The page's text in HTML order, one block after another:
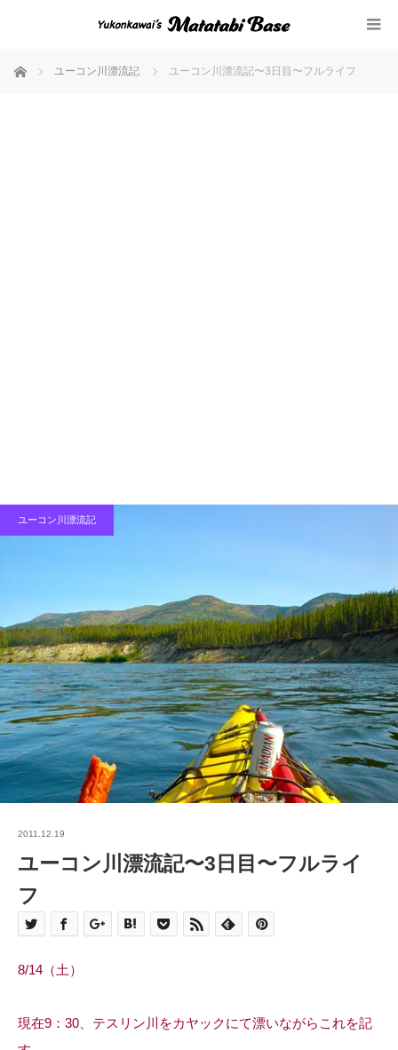
ホーム ユーコン川漂流記 ユーコン川漂流記〜3日目〜フルライフ
ユーコン川漂流記
2011.12.19
ユーコン川漂流記〜3日目〜フルライ
フ
8/14（土）
現在9：30、テスリン川をカヤックにて漂いながらこれを記